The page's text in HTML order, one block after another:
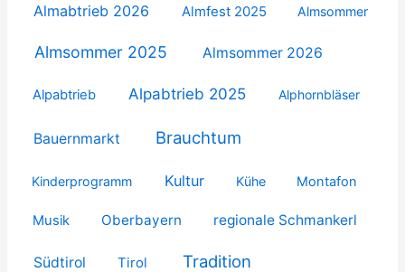
Almabtrieb 2026 Almfest 2025 Almsommer
Almsommer 2025 Almsommer 2026
Alpabtrieb Alpabtrieb 2025 Alphornbläser
Bauernmarkt Brauchtum
Kinderprogramm Kultur Kühe Montafon
Musik Oberbayern regionale Schmankerl
Südtirol Tirol Tradition